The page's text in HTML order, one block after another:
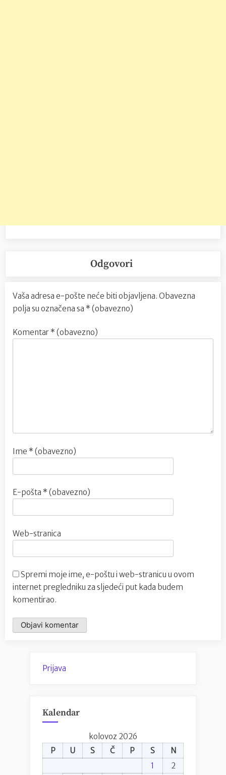
Odgovori
Vaša adresa e-pošte neće biti objavljena. Obavezna
polja su označena sa * (obavezno)
Komentar * (obavezno)
Ime * (obavezno)
E-pošta * (obavezno)
Web-stranica
Spremi moje ime, e-poštu i web-stranicu u ovom
internet pregledniku za sljedeći put kada budem
komentirao.
Prijava
Kalendar
kolovoz 2026
P
U S Č P S
N
1
2